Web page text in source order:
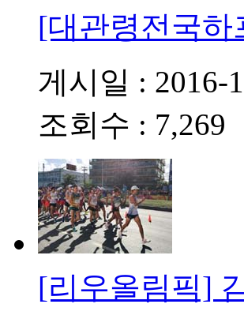
[대관령전국
게시일 : 2016-
조회수 : 7,269
[리우올림픽]